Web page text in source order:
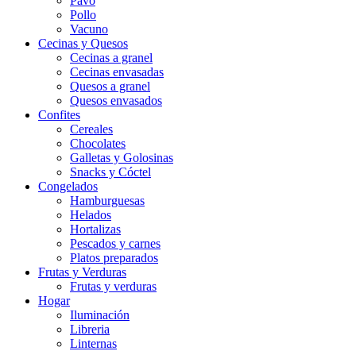
Pollo
Vacuno
Cecinas y Quesos
Cecinas a granel
Cecinas envasadas
Quesos a granel
Quesos envasados
Confites
Cereales
Chocolates
Galletas y Golosinas
Snacks y Cóctel
Congelados
Hamburguesas
Helados
Hortalizas
Pescados y carnes
Platos preparados
Frutas y Verduras
Frutas y verduras
Hogar
Iluminación
Libreria
Linternas